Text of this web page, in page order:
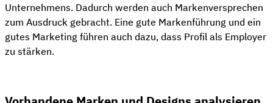
Unternehmens. Dadurch werden auch Markenversprechen
zum Ausdruck gebracht. Eine gute Markenführung und ein
gutes Marketing führen auch dazu, dass Profil als Employer
zu stärken.